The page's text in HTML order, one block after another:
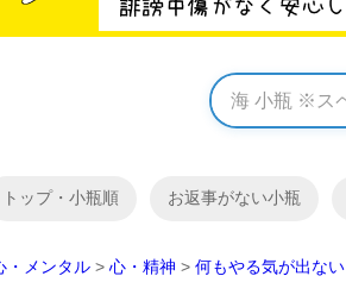
トップ・小瓶順 お返事がない小瓶
・メンタル > 心・精神 > 何もやる気が出ない